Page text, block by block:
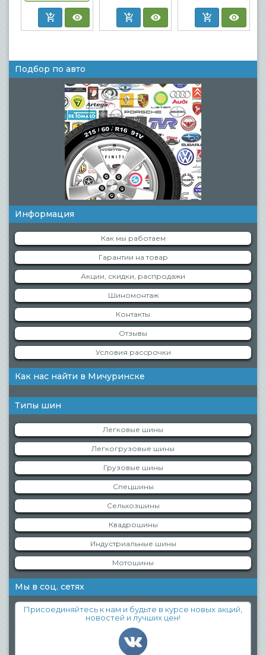
Подбор по авто
Информация
Как мы работаем
Гарантии на товар
Акции, скидки, распродажи
Шиномонтаж
Контакты
Отзывы
Условия рассрочки
Как нас найти в Мичуринске
Типы шин
Легковые шины
Легкогрузовые шины
Грузовые шины
Спецшины
Сельхозшины
Квадрошины
Индустриальные шины
Мотошины
Мы в соц. сетях
Присоединяйтесь к нам и будьте в курсе новых акций,
новостей и лучших цен!